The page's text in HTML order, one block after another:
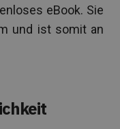
eBook. Sie
und ist somit an